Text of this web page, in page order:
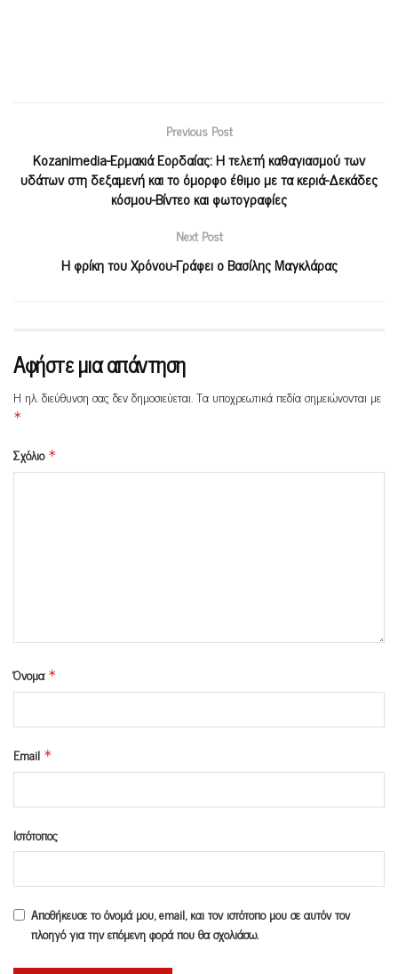
Previous Post
Kozanimedia-Ερμακιά Εορδαίας: Η τελετή καθαγιασμού των
υδάτων στη δεξαμενή και το όμορφο έθιμο με τα κεριά-Δεκάδες
κόσμου-Βίντεο και φωτογραφίες
Next Post
Η φρίκη του Χρόνου-Γράφει ο Βασίλης Μαγκλάρας
Αφήστε μια απάντηση
Η ηλ. διεύθυνση σας δεν δημοσιεύεται.Τα υποχρεωτικά πεδία σημειώνονται με
*
Σχόλιο *
Όνομα *
Email *
Ιστότοπος
Αποθήκευσε το όνομά μου, email, και τον ιστότοπο μου σε αυτόν τον
πλοηγό για την επόμενη φορά που θα σχολιάσω.